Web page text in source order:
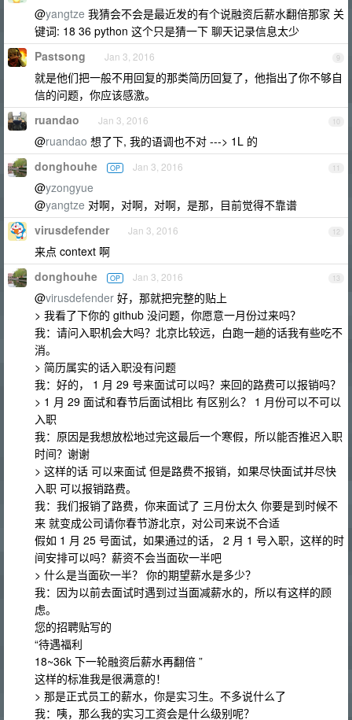
@yangtze 我猜会不会是最近发的有个说融资后薪水翻倍那家 关
键词: 18 36 python 这个只是猜一下 聊天记录信息太少
9
Pastsong Jan 3, 2016
就是他们把一般不用回复的那类简历回复了，他指出了你不够自
信的问题，你应该感激。
10
ruandao Jan 3, 2016
@ruandao 想了下, 我的语调也不对 ---> 1L 的
11
donghouhe OP Jan 3, 2016
@yzongyue
@yangtze 对啊，对啊，对啊，是那，目前觉得不靠谱
12
virusdefender Jan 3, 2016
来点 context 啊
13
donghouhe OP Jan 3, 2016
@virusdefender 好，那就把完整的贴上
> 我看了下你的 github 没问题，你愿意一月份过来吗？
我：请问入职机会大吗？北京比较远，白跑一趟的话我有些吃不
消。
> 简历属实的话入职没有问题
我：好的， 1 月 29 号来面试可以吗？来回的路费可以报销吗？
> 1 月 29 面试和春节后面试相比 有区别么？ 1 月份可以不可以
入职
我：原因是我想放松地过完这最后一个寒假，所以能否推迟入职
时间？谢谢
> 这样的话 可以来面试 但是路费不报销，如果尽快面试并尽快
入职 可以报销路费。
我：我们报销了路费，你来面试了 三月份太久 你要是到时候不
来 就变成公司请你春节游北京，对公司来说不合适
假如 1 月 25 号面试，如果通过的话， 2 月 1 号入职，这样的时
间安排可以吗？薪资不会当面砍一半吧
> 什么是当面砍一半？ 你的期望薪水是多少？
我：因为以前去面试时遇到过当面减薪水的，所以有这样的顾
虑。
您的招聘贴写的
“待遇福利
18~36k 下一轮融资后薪水再翻倍 ”
这样的标准我是很满意的！
> 那是正式员工的薪水，你是实习生。不多说什么了
我：咦，那么我的实习工资会是什么级别呢？